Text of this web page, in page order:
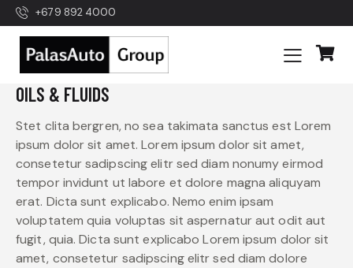
+679 892 4000
OILS & FLUIDS
Stet clita bergren, no sea takimata sanctus est Lorem
ipsum dolor sit amet. Lorem ipsum dolor sit amet,
consetetur sadipscing elitr sed diam nonumy eirmod
tempor invidunt ut labore et dolore magna aliquyam
erat. Dicta sunt explicabo. Nemo enim ipsam
voluptatem quia voluptas sit aspernatur aut odit aut
fugit, quia. Dicta sunt explicabo Lorem ipsum dolor sit
amet, consetetur sadipscing elitr sed diam dolore